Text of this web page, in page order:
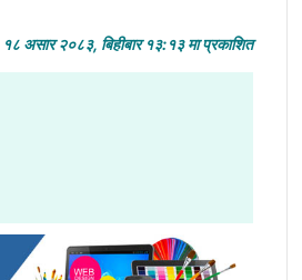
१८ असार २०८३, बिहीबार १३:१३ मा प्रकाशित